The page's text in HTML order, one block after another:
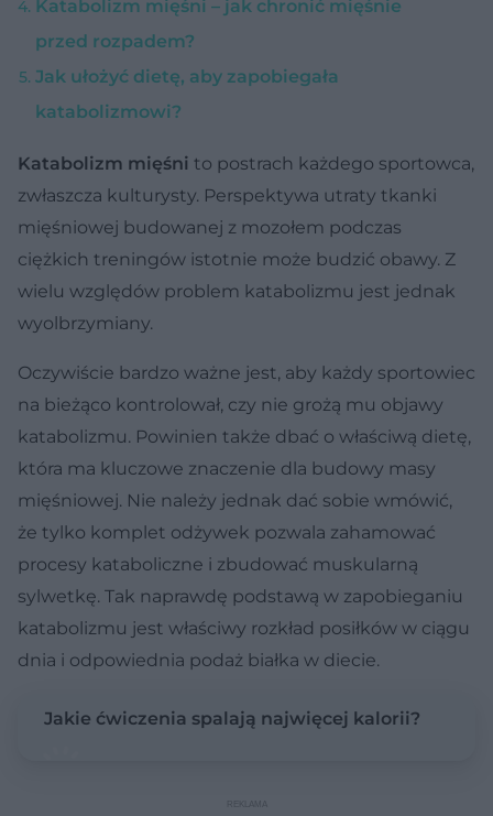
Katabolizm mięśni – jak chronić mięśnie
przed rozpadem?
Jak ułożyć dietę, aby zapobiegała
katabolizmowi?
Katabolizm mięśni to postrach każdego sportowca,
zwłaszcza kulturysty. Perspektywa utraty tkanki
mięśniowej budowanej z mozołem podczas
ciężkich treningów istotnie może budzić obawy. Z
wielu względów problem katabolizmu jest jednak
wyolbrzymiany.
Oczywiście bardzo ważne jest, aby każdy sportowiec
na bieżąco kontrolował, czy nie grożą mu objawy
katabolizmu. Powinien także dbać o właściwą dietę,
która ma kluczowe znaczenie dla budowy masy
mięśniowej. Nie należy jednak dać sobie wmówić,
że tylko komplet odżywek pozwala zahamować
procesy kataboliczne i zbudować muskularną
sylwetkę. Tak naprawdę podstawą w zapobieganiu
katabolizmu jest właściwy rozkład posiłków w ciągu
dnia i odpowiednia podaż białka w diecie.
Jakie ćwiczenia spalają najwięcej kalorii?